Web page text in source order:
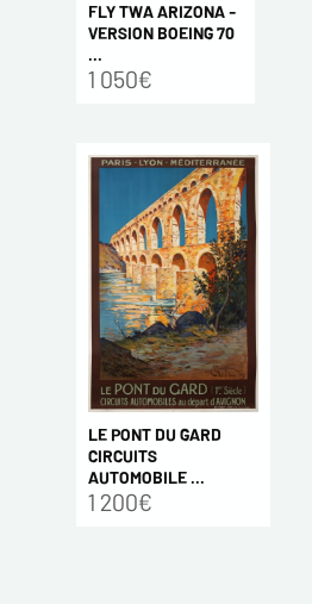
FLY TWA ARIZONA -
VERSION BOEING 70
...
1 050€
LE PONT DU GARD
CIRCUITS
AUTOMOBILE ...
1 200€